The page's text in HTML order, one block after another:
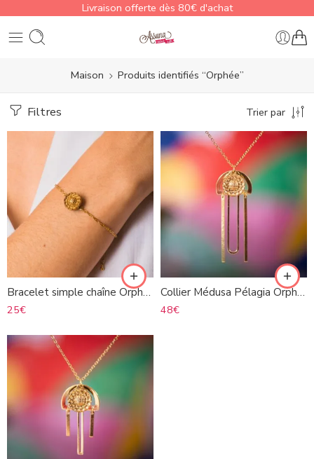
Livraison offerte dès 80€ d'achat
Maison Produits identifiés “Orphée”
Filtres Trier par
Bracelet simple chaîne Orphée
25€
Collier Médusa Pélagia Orphée
48€